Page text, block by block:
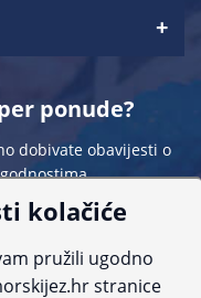
ponude?
dobivate obavijesti o
kolačiće
pružili ugodno
stranice